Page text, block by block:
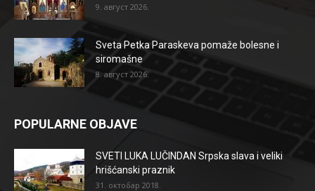
9. август 2026.
Sveta Petka Paraskeva pomaže bolesne i
siromašne
8. август 2026.
POPULARNE OBJAVE
SVETI LUKA LUČINDAN Srpska slava i veliki
hrišćanski praznik
31. октобар 2018.